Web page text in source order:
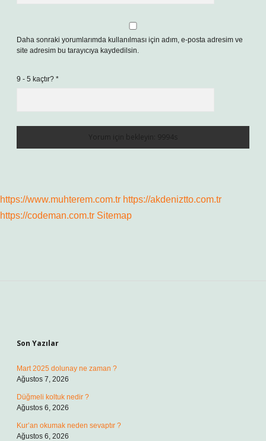
Daha sonraki yorumlarımda kullanılması için adım, e-posta adresim ve
site adresim bu tarayıcıya kaydedilsin.
9 - 5 kaçtır? *
https://www.muhterem.com.tr https://akdeniztto.com.tr
https://codeman.com.tr Sitemap
Son Yazılar
Mart 2025 dolunay ne zaman ?
Ağustos 7, 2026
Düğmeli koltuk nedir ?
Ağustos 6, 2026
Kur’an okumak neden sevaptır ?
Ağustos 6, 2026